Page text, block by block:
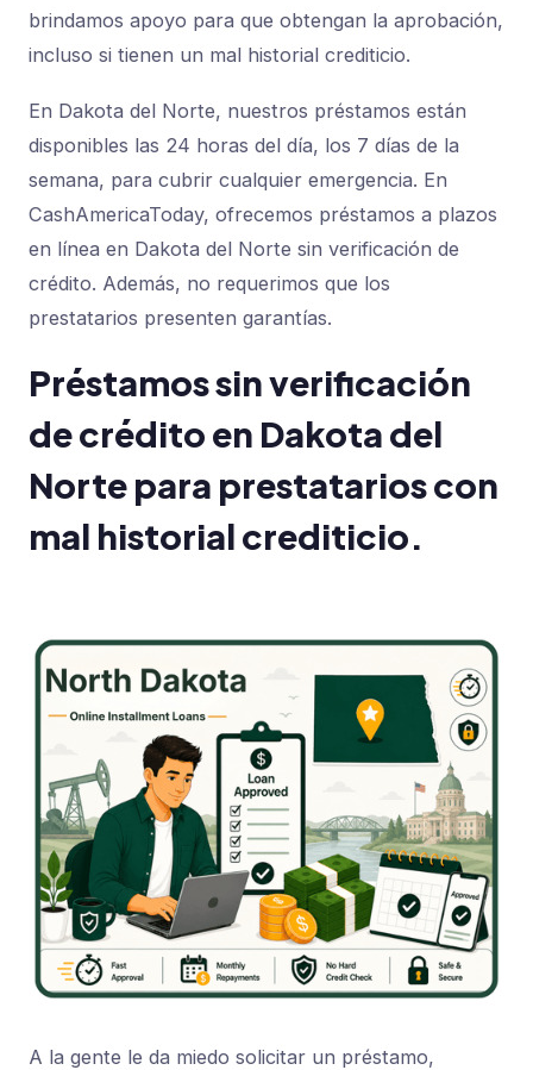
brindamos apoyo para que obtengan la aprobación,
incluso si tienen un mal historial crediticio.
En Dakota del Norte, nuestros préstamos están
disponibles las 24 horas del día, los 7 días de la
semana, para cubrir cualquier emergencia. En
CashAmericaToday, ofrecemos préstamos a plazos
en línea en Dakota del Norte sin verificación de
crédito. Además, no requerimos que los
prestatarios presenten garantías.
Préstamos sin verificación
de crédito en Dakota del
Norte para prestatarios con
mal historial crediticio.
A la gente le da miedo solicitar un préstamo,